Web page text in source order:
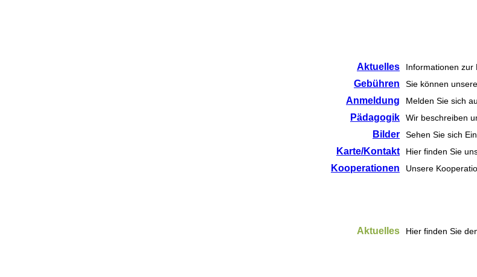
Aktuelles Informationen zur
Gebühren Sie können
Anmeldung Melden Sie sich
Pädagogik Wir beschreiben
Bilder Sehen Sie sich
Karte/Kontakt Hier finden Sie
Kooperationen Unsere
Aktuelles Hier finden Sie